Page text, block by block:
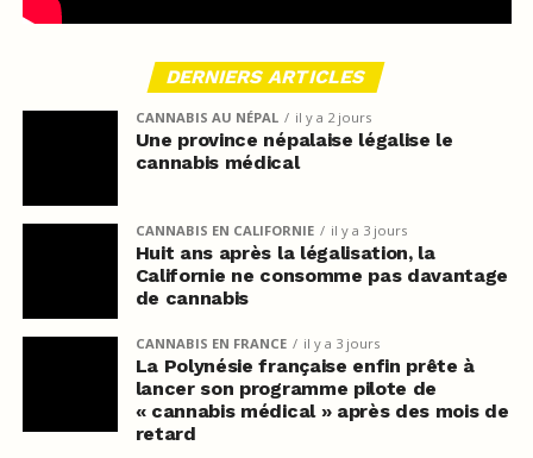
DERNIERS ARTICLES
CANNABIS AU NÉPAL il y a 2 jours
Une province népalaise légalise le
cannabis médical
CANNABIS EN CALIFORNIE il y a 3 jours
Huit ans après la légalisation, la
Californie ne consomme pas davantage
de cannabis
CANNABIS EN FRANCE il y a 3 jours
La Polynésie française enfin prête à
lancer son programme pilote de
« cannabis médical » après des mois de
retard